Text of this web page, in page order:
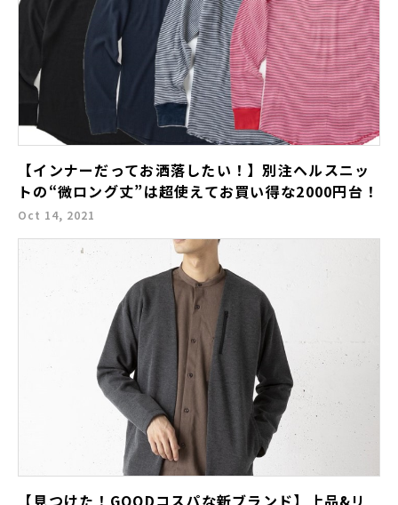
【インナーだってお洒落したい！】別注ヘルスニッ
トの“微ロング丈”は超使えてお買い得な2000円台！
Oct 14, 2021